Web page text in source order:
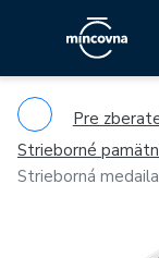
Pre
Strieborné
Strieborná